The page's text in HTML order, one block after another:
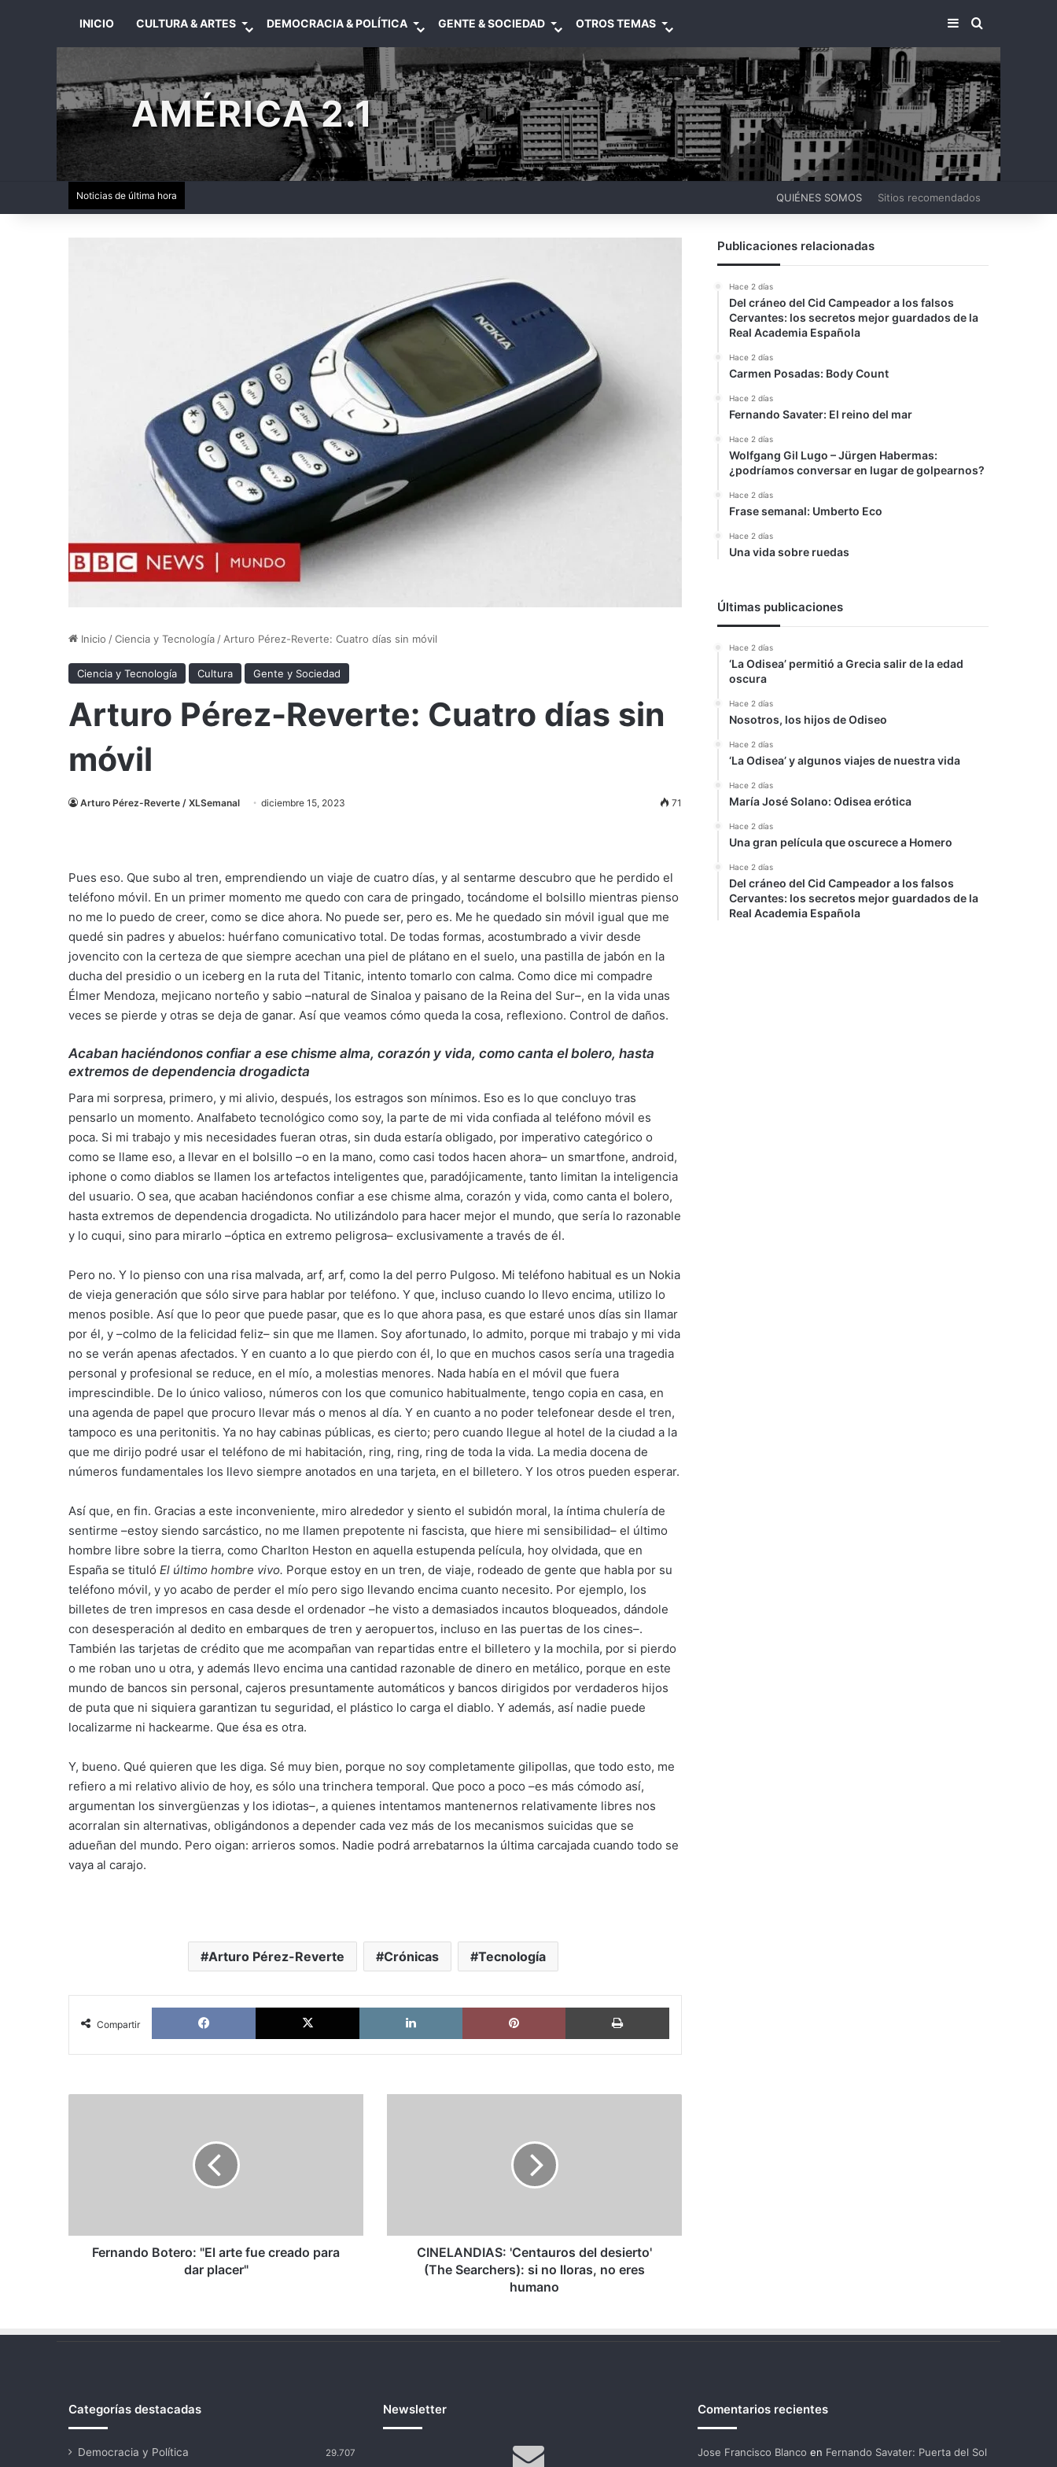
INICIO CULTURA & ARTES DEMOCRACIA & POLÍTICA GENTE & SOCIEDAD OTROS TEMAS BARRA LATERAL
BUSCAR
AMÉRICA 2.1
Noticias de última hora QUIÉNES SOMOS Sitios recomendados
Inicio /Ciencia y Tecnología / Arturo Pérez-Reverte: Cuatro días sin móvil
Ciencia y Tecnología Cultura Gente y Sociedad
Arturo Pérez-Reverte: Cuatro días sin
móvil
Arturo Pérez-Reverte / XLSemanal diciembre 15, 2023 71
Pues eso. Que subo al tren, emprendiendo un viaje de cuatro días, y al sentarme descubro que he perdido el
teléfono móvil. En un primer momento me quedo con cara de pringado, tocándome el bolsillo mientras pienso
no me lo puedo de creer, como se dice ahora. No puede ser, pero es. Me he quedado sin móvil igual que me
quedé sin padres y abuelos: huérfano comunicativo total. De todas formas, acostumbrado a vivir desde
jovencito con la certeza de que siempre acechan una piel de plátano en el suelo, una pastilla de jabón en la
ducha del presidio o un iceberg en la ruta del Titanic, intento tomarlo con calma. Como dice mi compadre
Élmer Mendoza, mejicano norteño y sabio –natural de Sinaloa y paisano de la Reina del Sur–, en la vida unas
veces se pierde y otras se deja de ganar. Así que veamos cómo queda la cosa, reflexiono. Control de daños.
Acaban haciéndonos confiar a ese chisme alma, corazón y vida, como canta el bolero, hasta
extremos de dependencia drogadicta
Para mi sorpresa, primero, y mi alivio, después, los estragos son mínimos. Eso es lo que concluyo tras
pensarlo un momento. Analfabeto tecnológico como soy, la parte de mi vida confiada al teléfono móvil es
poca. Si mi trabajo y mis necesidades fueran otras, sin duda estaría obligado, por imperativo categórico o
como se llame eso, a llevar en el bolsillo –o en la mano, como casi todos hacen ahora– un smartfone, android,
iphone o como diablos se llamen los artefactos inteligentes que, paradójicamente, tanto limitan la inteligencia
del usuario. O sea, que acaban haciéndonos confiar a ese chisme alma, corazón y vida, como canta el bolero,
hasta extremos de dependencia drogadicta. No utilizándolo para hacer mejor el mundo, que sería lo razonable
y lo cuqui, sino para mirarlo –óptica en extremo peligrosa– exclusivamente a través de él.
Pero no. Y lo pienso con una risa malvada, arf, arf, como la del perro Pulgoso. Mi teléfono habitual es un Nokia
de vieja generación que sólo sirve para hablar por teléfono. Y que, incluso cuando lo llevo encima, utilizo lo
menos posible. Así que lo peor que puede pasar, que es lo que ahora pasa, es que estaré unos días sin llamar
por él, y –colmo de la felicidad feliz– sin que me llamen. Soy afortunado, lo admito, porque mi trabajo y mi vida
no se verán apenas afectados. Y en cuanto a lo que pierdo con él, lo que en muchos casos sería una tragedia
personal y profesional se reduce, en el mío, a molestias menores. Nada había en el móvil que fuera
imprescindible. De lo único valioso, números con los que comunico habitualmente, tengo copia en casa, en
una agenda de papel que procuro llevar más o menos al día. Y en cuanto a no poder telefonear desde el tren,
tampoco es una peritonitis. Ya no hay cabinas públicas, es cierto; pero cuando llegue al hotel de la ciudad a la
que me dirijo podré usar el teléfono de mi habitación, ring, ring, ring de toda la vida. La media docena de
números fundamentales los llevo siempre anotados en una tarjeta, en el billetero. Y los otros pueden esperar.
Así que, en fin. Gracias a este inconveniente, miro alrededor y siento el subidón moral, la íntima chulería de
sentirme –estoy siendo sarcástico, no me llamen prepotente ni fascista, que hiere mi sensibilidad– el último
hombre libre sobre la tierra, como Charlton Heston en aquella estupenda película, hoy olvidada, que en
España se tituló El último hombre vivo. Porque estoy en un tren, de viaje, rodeado de gente que habla por su
teléfono móvil, y yo acabo de perder el mío pero sigo llevando encima cuanto necesito. Por ejemplo, los
billetes de tren impresos en casa desde el ordenador –he visto a demasiados incautos bloqueados, dándole
con desesperación al dedito en embarques de tren y aeropuertos, incluso en las puertas de los cines–.
También las tarjetas de crédito que me acompañan van repartidas entre el billetero y la mochila, por si pierdo
o me roban uno u otra, y además llevo encima una cantidad razonable de dinero en metálico, porque en este
mundo de bancos sin personal, cajeros presuntamente automáticos y bancos dirigidos por verdaderos hijos
de puta que ni siquiera garantizan tu seguridad, el plástico lo carga el diablo. Y además, así nadie puede
localizarme ni hackearme. Que ésa es otra.
Y, bueno. Qué quieren que les diga. Sé muy bien, porque no soy completamente gilipollas, que todo esto, me
refiero a mi relativo alivio de hoy, es sólo una trinchera temporal. Que poco a poco –es más cómodo así,
argumentan los sinvergüenzas y los idiotas–, a quienes intentamos mantenernos relativamente libres nos
acorralan sin alternativas, obligándonos a depender cada vez más de los mecanismos suicidas que se
adueñan del mundo. Pero oigan: arrieros somos. Nadie podrá arrebatarnos la última carcajada cuando todo se
vaya al carajo.
Arturo Pérez-Reverte Crónicas Tecnología
Compartir
Facebook X LinkedIn Pinterest Imprimir
placer"
Fernando Botero: "El arte fue creado para
dar placer"
lloras,
CINELANDIAS: 'Centauros del desierto'
(The Searchers): si no lloras, no eres
humano
Publicaciones relacionadas
Hace 2 días
Del cráneo del Cid Campeador a los falsos
Cervantes: los secretos mejor guardados de la
Real Academia Española
Hace 2 días
Carmen Posadas: Body Count
Hace 2 días
Fernando Savater: El reino del mar
Hace 2 días
Wolfgang Gil Lugo – Jürgen Habermas:
¿podríamos conversar en lugar de golpearnos?
Hace 2 días
Frase semanal: Umberto Eco
Hace 2 días
Una vida sobre ruedas
Últimas publicaciones
Hace 2 días
‘La Odisea’ permitió a Grecia salir de la edad
oscura
Hace 2 días
Nosotros, los hijos de Odiseo
Hace 2 días
‘La Odisea’ y algunos viajes de nuestra vida
Hace 2 días
María José Solano: Odisea erótica
Hace 2 días
Una gran película que oscurece a Homero
Hace 2 días
Del cráneo del Cid Campeador a los falsos
Cervantes: los secretos mejor guardados de la
Real Academia Española
Categorías destacadas
Democracia y Política 29.707
Newsletter Comentarios recientes
Jose Francisco Blanco en Fernando Savater: Puerta del Sol